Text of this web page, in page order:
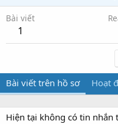
Bài viết
1
Bài viết trên hồ sơ Hoạt
Hiện tại không có tin nhắn